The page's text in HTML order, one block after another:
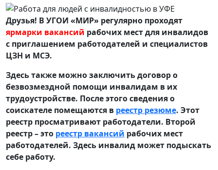
Друзья! В УГОИ «МИР» регулярно проходят
ярмарки вакансий рабочих мест для инвалидов
с приглашением работодателей и специалистов
ЦЗН и МСЭ.
Здесь также можно заключить договор о
безвозмездной помощи инвалидам в их
трудоустройстве. После этого сведения о
соискателе помещаются в реестр резюме. Этот
реестр просматривают работодатели. Второй
реестр – это реестр вакансий рабочих мест
работодателей. Здесь инвалид может подыскать
себе работу.